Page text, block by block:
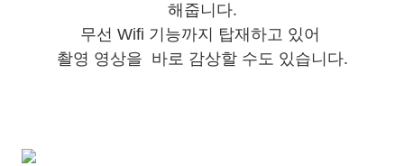
해줍니다.
무선 Wifi 기능까지 탑재하고 있어
촬영 영상을 바로 감상할 수도 있습니다.